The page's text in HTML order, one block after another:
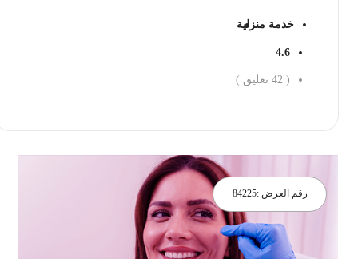
خدمة منزلية
4.6
42 تعليق )
رقم العرض :84225